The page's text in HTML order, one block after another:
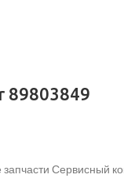
89803849
Сервисный